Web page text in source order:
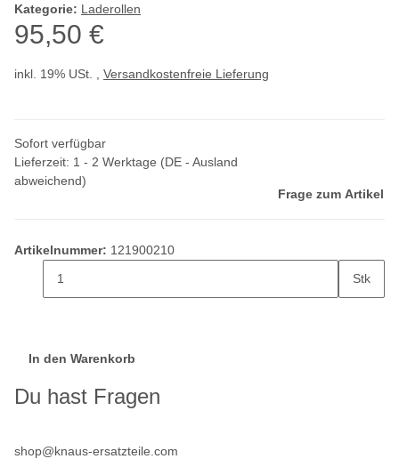
Kategorie: Laderollen
95,50 €
inkl. 19% USt. , Versandkostenfreie Lieferung
Sofort verfügbar
Lieferzeit: 1 - 2 Werktage (DE - Ausland
abweichend)
Frage zum Artikel
Artikelnummer: 121900210
Stk
In den Warenkorb
Du hast Fragen
shop@knaus-ersatzteile.com